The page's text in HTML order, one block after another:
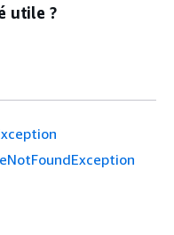
utile ?